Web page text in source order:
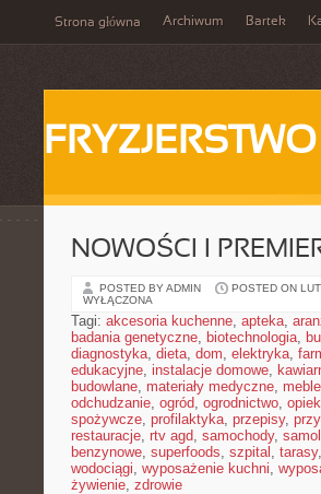
Strona główna Archiwum Bartek
FRYZJERSTWO
NOWOŚCI I
POSTED BY ADMIN POSTED ON
WYŁĄCZONA
Tagi: akcesoria kuchenne, apteka,
badania genetyczne, biotechnologia,
diagnostyka, dieta, dom, elektryka,
edukacyjne, instalacje domowe,
budowlane, materiały medyczne, meble
odchudzanie, ogród, ogrodnictwo,
spożywcze, profilaktyka, przepisy,
restauracje, rtv agd, samochody,
benzynowe, superfoods, szpital , tarasy,
wodociągi, wyposażenie kuchni,
żywienie, zdrowie